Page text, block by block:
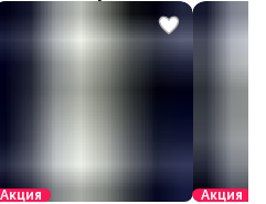
Акция Акция